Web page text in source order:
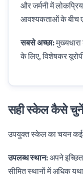
और जर्मनी में
आवश्यकताओं के बीच
सबसे अच्छा:
के लिए, विशेषकर
सही स्केल कैसे
उपयुक्त स्केल का चयन कई
उपलब्ध स्थान:अपने
सीमित स्थानों में अधिक